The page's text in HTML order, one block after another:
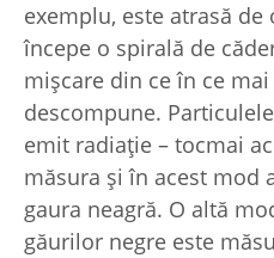
exemplu, este atrasă de
începe o spirală de
mișcare din ce în ce
descompune.
emit radiație – tocmai
măsura și în acest mod
gaura neagră. O altă
găurilor negre este